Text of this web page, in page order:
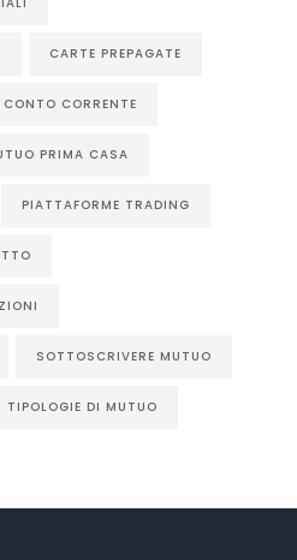
CARTE PREPAGATE
CONTO CORRENTE
PRIMA CASA
PIATTAFORME TRADING
SOTTOSCRIVERE MUTUO
TIPOLOGIE DI MUTUO